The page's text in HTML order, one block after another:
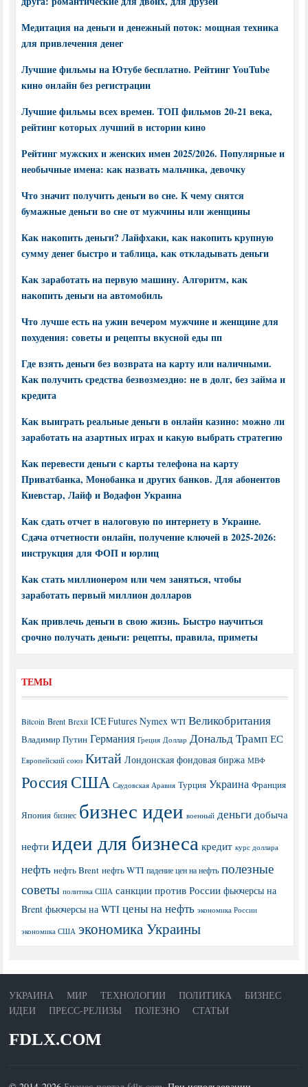
Медитация на деньги и денежный поток: мощная техника
для привлечения денег
Лучшие фильмы на Ютубе бесплатно. Рейтинг YouTube
кино онлайн без регистрации
Лучшие фильмы всех времен. ТОП фильмов 20-21 века,
рейтинг которых лучший в истории кино
Рейтинг мужских и женских имен 2025/2026. Популярные и
необычные имена: как назвать мальчика, девочку
Что значит получить деньги во сне. К чему снятся
бумажные деньги во сне от мужчины или женщины
Как накопить деньги? Лайфхаки, как накопить крупную
сумму денег быстро и таблица, как откладывать деньги
Как заработать на первую машину. Алгоритм, как
накопить деньги на автомобиль
Что лучше есть на ужин вечером мужчине и женщине для
похудения: советы и рецепты вкусной еды пп
Где взять деньги без возврата на карту или наличными.
Как получить средства безвозмездно: не в долг, без займа и
кредита
Как выиграть реальные деньги в онлайн казино: можно ли
заработать на азартных играх и какую выбрать стратегию
Как перевести деньги с карты телефона на карту
Приватбанка, Монобанка и других банков. Для абонентов
Киевстар, Лайф и Водафон Украина
Как сдать отчет в налоговую по интернету в Украине.
Сдача отчетности онлайн, получение ключей в 2025-2026:
инструкция для ФОП и юрлиц
Как стать миллионером или чем заняться, чтобы
заработать первый миллион долларов
Как привлечь деньги в свою жизнь. Быстро научиться
срочно получать деньги: рецепты, правила, приметы
ТЕМЫ
Bitcoin Brent Brexit ICE Futures Nymex WTI Великобритания
Владимир Путин Германия Греция Доллар Дональд Трамп ЕС
Европейский союз Китай Лондонская фондовая биржа МВФ
РоссияСША Саудовская Аравия Турция Украина Франция
Япония бизнес бизнес идеи военный деньги добыча
нефти идеи для бизнеса кредит курс доллара
нефть нефть Brent нефть WTI падение цен на нефть полезные
советы политика США санкции против России фьючерсы на
Brent фьючерсы на WTI цены на нефть экономика России
экономика США экономика Украины
УКРАИНА МИР ТЕХНОЛОГИИ ПОЛИТИКА
БИЗНЕС
ИДЕИ
ПРЕСС-РЕЛИЗЫ ПОЛЕЗНО СТАТЬИ
FDLX.COM